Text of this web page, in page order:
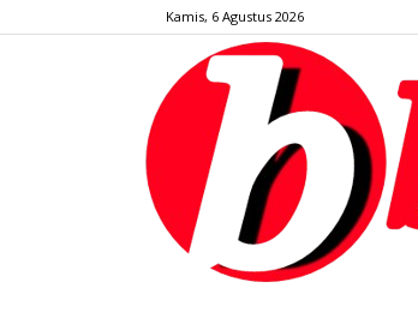
Kamis, 6 Agustus 2026